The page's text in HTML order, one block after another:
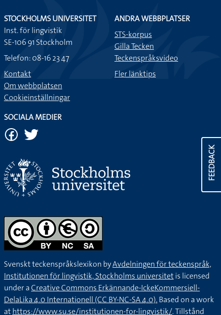
FEEDBACK
STOCKHOLMS UNIVERSITET
Inst. för lingvistik
SE-106 91 Stockholm
Telefon: 08-16 23 47
Kontakt
Om webbplatsen
Cookieinställningar
ANDRA WEBBPLATSER
STS-korpus
Gilla Tecken
Teckenspråksvideo
Fler länktips
SOCIALA MEDIER
Svenskt teckenspråkslexikon byAvdelningen för teckenspråk,
Institutionen för lingvistik, Stockholms universitetis licensed
under aCreative Commons Erkännande-IckeKommersiell-
DelaLika 4.0 Internationell (CC BY-NC-SA 4.0).Based on a work
athttps://www.su.se/institutionen-for-lingvistik/. Tillstånd